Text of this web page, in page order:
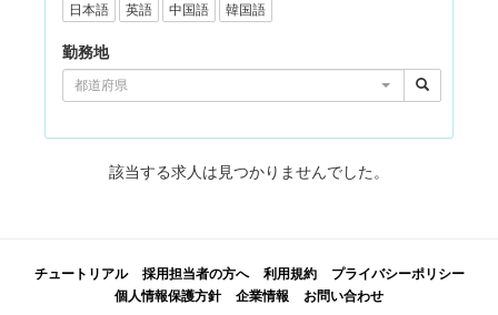
日本語 英語 中国語 韓国語
勤務地
都道府県
該当する求人は見つかりませんでした。
チュートリアル 採用担当者の方へ 利用規約
プライバシーポリシー
個人情報保護方針
企業情報 お問い合わせ